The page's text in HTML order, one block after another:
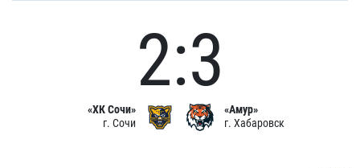
«ХК Сочи»
г. Сочи
2:3
«Амур»
г. Хабаровск